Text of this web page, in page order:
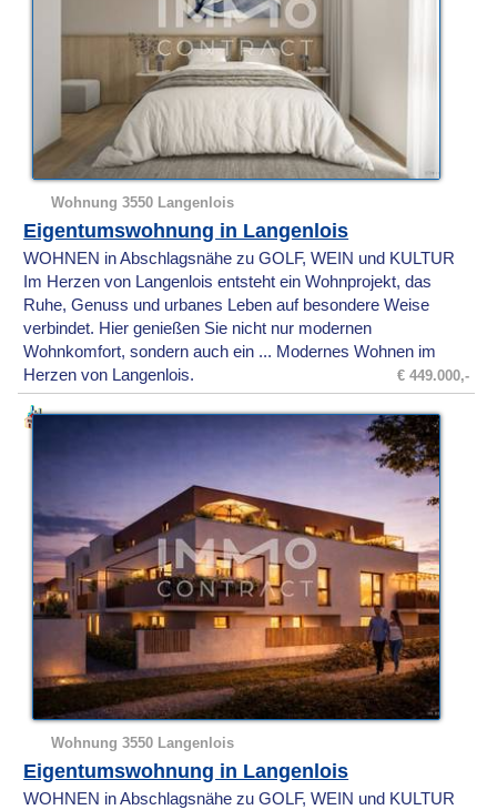
Wohnung 3550 Langenlois
Eigentumswohnung in Langenlois
WOHNEN in Abschlagsnähe zu GOLF, WEIN und KULTUR
Im Herzen von Langenlois entsteht ein Wohnprojekt, das
Ruhe, Genuss und urbanes Leben auf besondere Weise
verbindet. Hier genießen Sie nicht nur modernen
Wohnkomfort, sondern auch ein ... Modernes Wohnen im
Herzen von Langenlois.
€ 449.000,-
Wohnung 3550 Langenlois
Eigentumswohnung in Langenlois
WOHNEN in Abschlagsnähe zu GOLF, WEIN und KULTUR